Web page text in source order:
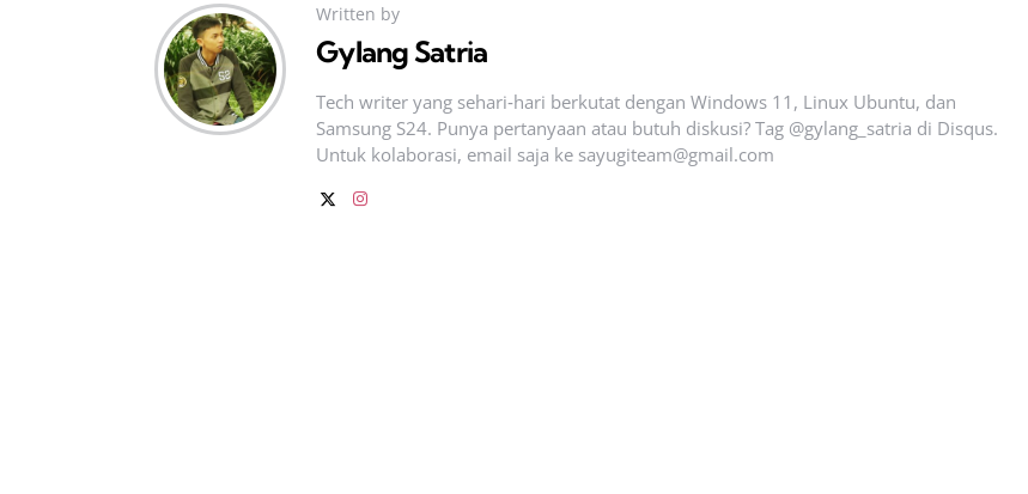
Written by
Gylang Satria
Tech writer yang sehari‑hari berkutat dengan Windows 11, Linux Ubuntu, dan
Samsung S24. Punya pertanyaan atau butuh diskusi? Tag @gylang_satria di Disqus.
Untuk kolaborasi, email saja ke sayugiteam@gmail.com